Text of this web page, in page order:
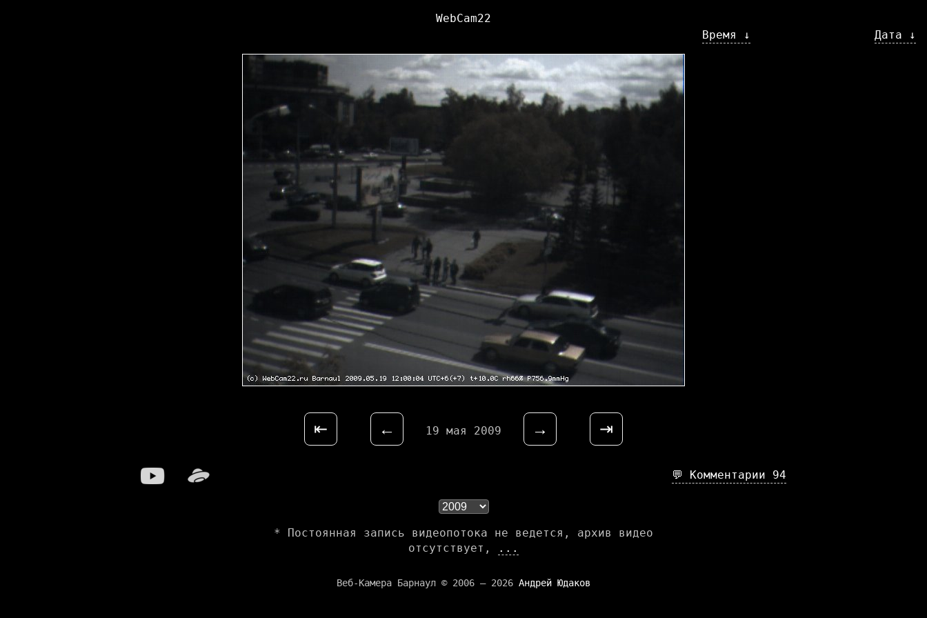
Дата ↓
Время ↓
WebCam22
⇤ ← 19 мая 2009 → ⇥
💬 Комментарии 94
* Постоянная запись видеопотока не ведется, архив видео
отсутствует,
...
Веб-Камера Барнаул © 2006 — 2026 Андрей Юдаков